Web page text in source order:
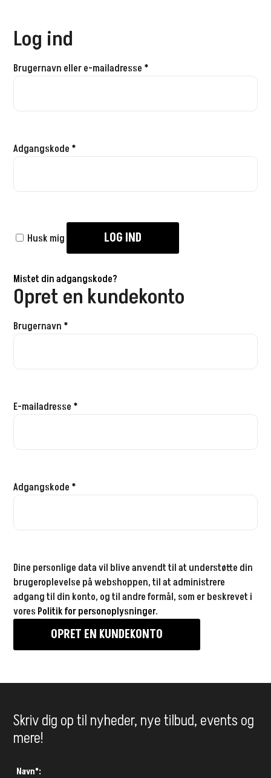
Log ind
Brugernavn eller e-mailadresse *
Adgangskode *
Husk mig LOG IND
Mistet din adgangskode?
Opret en kundekonto
Brugernavn *
E-mailadresse *
Adgangskode *
Dine personlige data vil blive anvendt til at understøtte din
brugeroplevelse på webshoppen, til at administrere
adgang til din konto, og til andre formål, som er beskrevet i
vores Politik for personoplysninger.
OPRET EN KUNDEKONTO
Skriv dig op til nyheder, nye tilbud, events og
mere!
Navn*: